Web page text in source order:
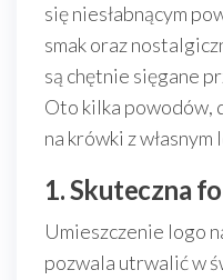
się niesłabnącym
smak oraz
są chętnie sięgane
Oto kilka powodów,
na krówki z własnym
1. Skuteczna
Umieszczenie logo
pozwala utrwalić w